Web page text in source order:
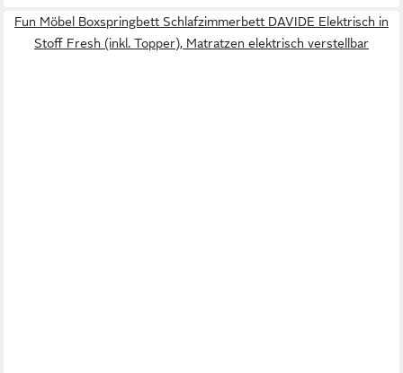
Fun Möbel Boxspringbett Schlafzimmerbett DAVIDE Elektrisch in
Stoff Fresh (inkl. Topper), Matratzen elektrisch verstellbar